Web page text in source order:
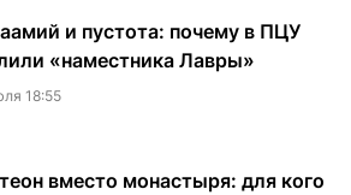
и пустота: почему в ПЦУ
«наместника Лавры»
18:55
вместо монастыря: для кого